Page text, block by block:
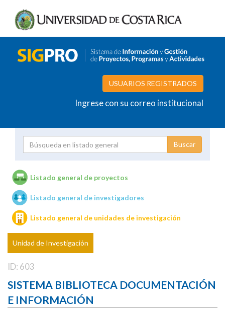
USUARIOS REGISTRADOS
Ingrese con su correo institucional
Unidades de investigación
Listado general de proyectos
Listado general de investigadores
Listado general de unidades de investigación
Unidad de Investigación
ID: 603
SISTEMA BIBLIOTECA DOCUMENTACIÓN
E INFORMACIÓN